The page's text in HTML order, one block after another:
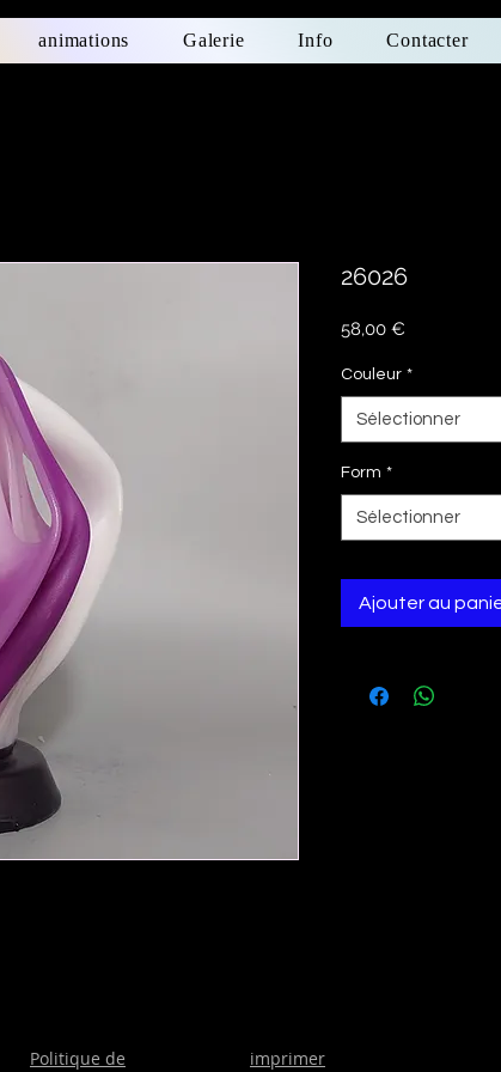
animations Galerie Info Contacter
26026
58,00 €
Couleur *
Sélectionner
Form *
Sélectionner
Ajouter au
Politique de
imprimer